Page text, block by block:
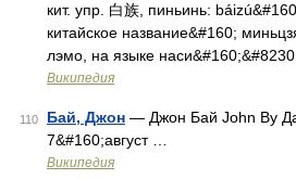
кит. упр. 白族, пиньинь:
китайское название&#160;
лэмо, на языке
Википедия
110 Бай, Джон — Джон Бай John By
7&#160;август …
Википедия